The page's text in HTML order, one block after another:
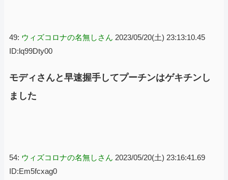
49: ウィズコロナの名無しさん 2023/05/20(土) 23:13:10.45
ID:lq99Dty00
モディさんと早速握手してプーチンはゲキチンし
ました
54: ウィズコロナの名無しさん 2023/05/20(土) 23:16:41.69
ID:Em5fcxag0